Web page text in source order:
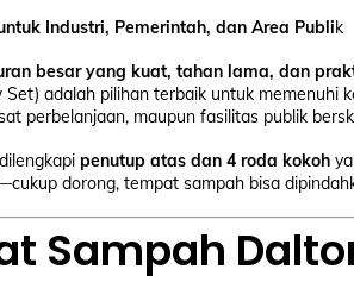
Industri, Pemerintah, dan Area Publik
besar yang kuat, tahan lama, dan
adalah pilihan terbaik untuk memenuhi
perbelanjaan, maupun fasilitas publik
penutup atas dan 4 roda kokoh
dorong, tempat sampah bisa
Sampah